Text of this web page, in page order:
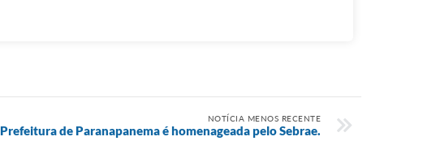
NOTÍCIA MENOS RECENTE
Prefeitura de Paranapanema é homenageada pelo Sebrae.